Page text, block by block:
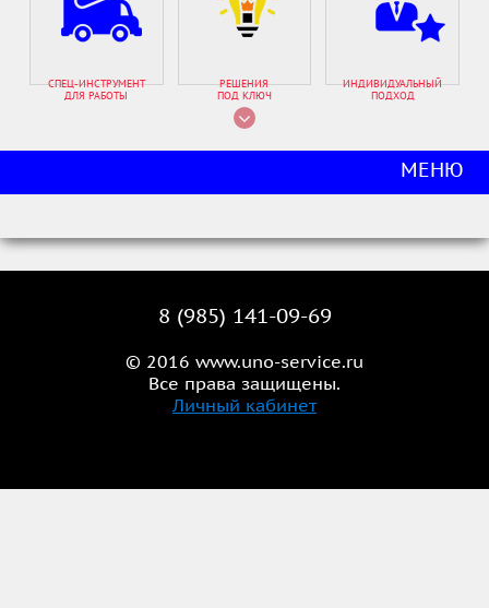
СПЕЦ-ИНСТРУМЕНТ
ДЛЯ РАБОТЫ
РЕШЕНИЯ
ПОД КЛЮЧ
ИНДИВИДУАЛЬНЫЙ
ПОДХОД
МЕНЮ
8 (985) 141-09-69
© 2016 www.uno-service.ru
Все права защищены.
Личный кабинет